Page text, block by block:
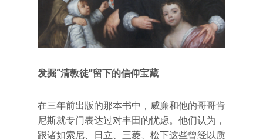
发掘“清教徒”留下的信仰宝藏
在三年前出版的那本书中，威廉和他的哥哥肯
尼斯就专门表达过对丰田的忧虑。他们认为，
跟诸如索尼、日立、三菱、松下这些曾经以质